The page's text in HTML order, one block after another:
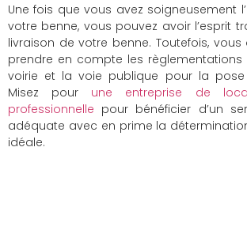
Une fois que vous avez soigneusement
votre benne, vous pouvez avoir l’esprit
livraison de votre benne. Toutefois,
prendre en compte les règlementations
voirie et la voie publique pour la
Misez pour une entreprise de
professionnelle pour bénéficier d’un
adéquate avec en prime la
idéale.